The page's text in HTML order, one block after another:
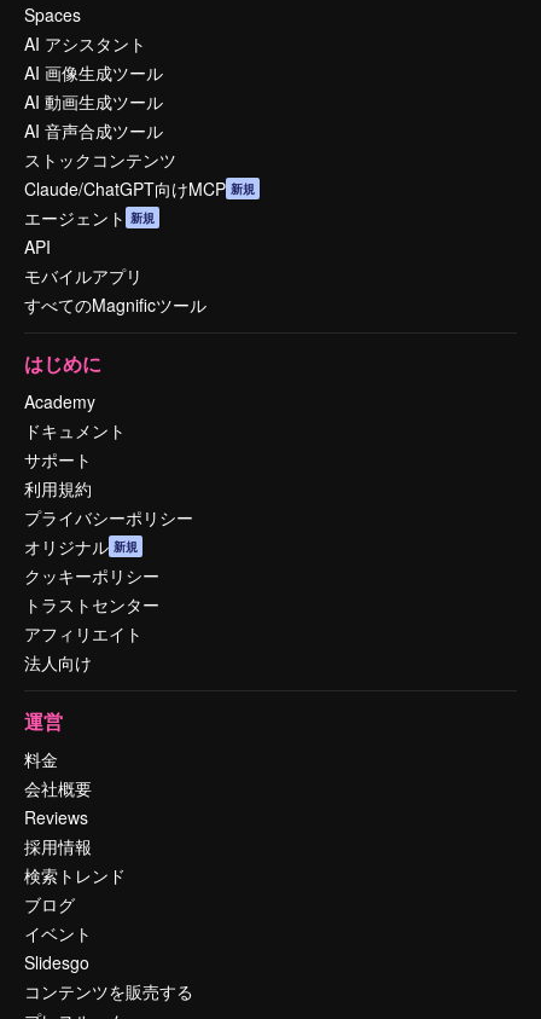
Spaces
AI アシスタント
AI 画像生成ツール
AI 動画生成ツール
AI 音声合成ツール
ストックコンテンツ
Claude/ChatGPT向けMCP 新規
エージェント 新規
API
モバイルアプリ
すべてのMagnificツール
はじめに
Academy
ドキュメント
サポート
利用規約
プライバシーポリシー
オリジナル 新規
クッキーポリシー
トラストセンター
アフィリエイト
法人向け
運営
料金
会社概要
Reviews
採用情報
検索トレンド
ブログ
イベント
Slidesgo
コンテンツを販売する